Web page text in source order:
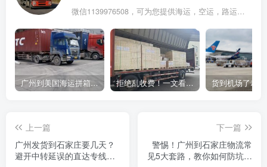
微信1139976508，可为您提供海运，空运，路运，铁路运输
广州到美国海运拼箱多少钱？2024年最新运费构成+隐藏费用避坑指南 拒绝乱收费！一文看懂中国货代计费套路，教你避开所有隐形坑
上一篇
广州发货到石家庄要几天？
避开中转延误的直达专线拆
下一篇
警惕！广州到石家庄物流常
见5大套路，教你如何防坑避